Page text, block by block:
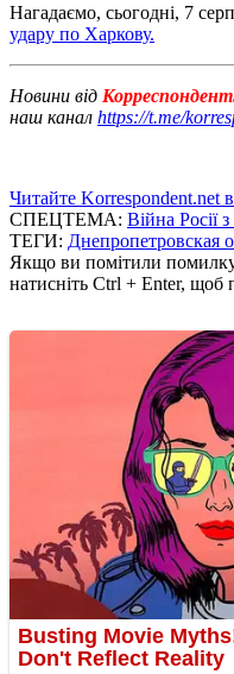
Нагадаємо, сьогодні, 7
удару по Харкову.
Новини від
наш канал https://t.me/
Читайте Korrespondent.net
СПЕЦТЕМА: Війна Росії
ТЕГИ: Днепропетровская
Якщо ви помітили помилку,
натисніть Ctrl + Enter, щоб